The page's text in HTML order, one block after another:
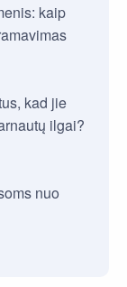
kaip
kad jie
ilgai?
nuo